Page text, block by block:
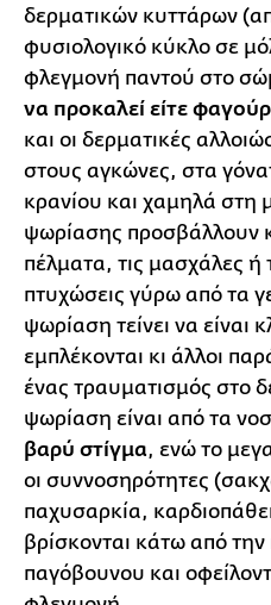
δερματικών κυττάρων
φυσιολογικό κύκλο σε
φλεγμονή παντού στο
να προκαλεί είτε
και οι δερματικές
στους αγκώνες, στα
κρανίου και χαμηλά στη
ψωρίασης προσβάλλουν
πέλματα, τις μασχάλες ή
πτυχώσεις γύρω από τα
ψωρίαση τείνει να
εμπλέκονται κι άλλοι
ένας τραυματισμός στο
ψωρίαση είναι από τα
βαρύ στίγμα, ενώ το
οι συννοσηρότητες
παχυσαρκία,
βρίσκονται κάτω από
παγόβουνου και